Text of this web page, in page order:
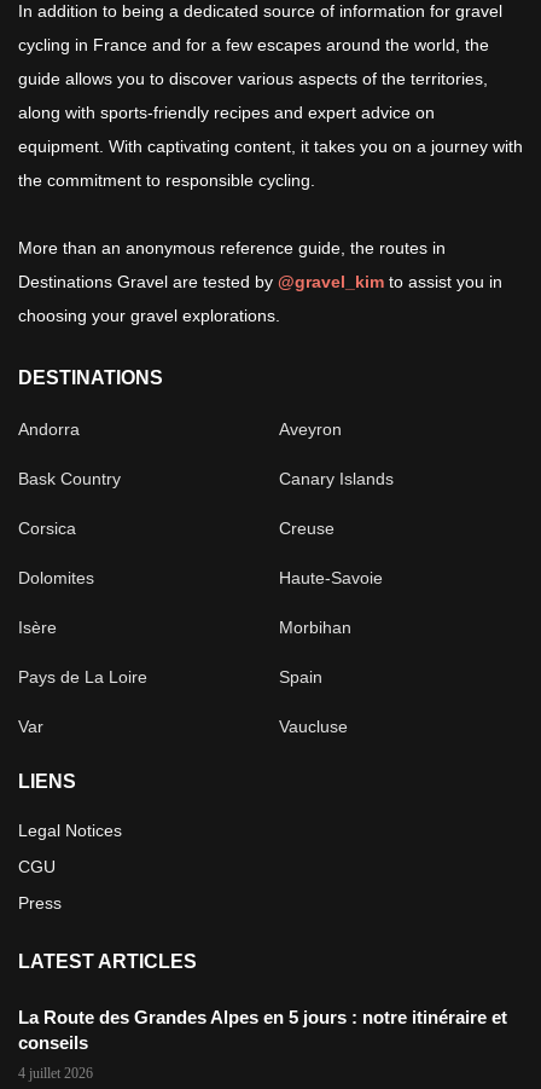
In addition to being a dedicated source of information for gravel
cycling in France and for a few escapes around the world, the
guide allows you to discover various aspects of the territories,
along with sports-friendly recipes and expert advice on
equipment. With captivating content, it takes you on a journey with
the commitment to responsible cycling.
More than an anonymous reference guide, the routes in
Destinations Gravel are tested by @gravel_kim to assist you in
choosing your gravel explorations.
DESTINATIONS
Andorra Aveyron
Bask Country Canary Islands
Corsica Creuse
Dolomites Haute-Savoie
Isère Morbihan
Pays de La Loire Spain
Var Vaucluse
LIENS
Legal Notices
CGU
Press
LATEST ARTICLES
La Route des Grandes Alpes en 5 jours : notre itinéraire et
conseils
4 juillet 2026